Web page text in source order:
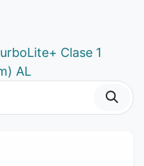
Clase 1
AL